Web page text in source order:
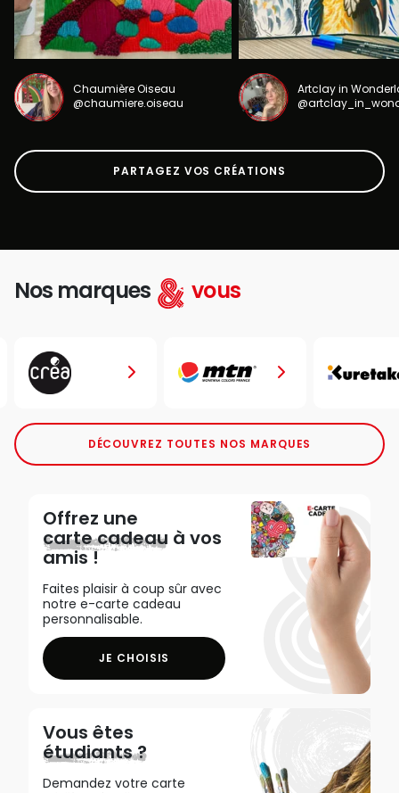
Chaumière Oiseau
@chaumiere.oiseau
Artclay in
PARTAGEZ VOS CRÉATIONS
Nos marques vous
DÉCOUVREZ TOUTES NOS MARQUES
Offrez une
carte cadeau à vos
amis !
Faites plaisir à coup sûr avec
notre e-carte cadeau
personnalisable.
JE CHOISIS
Vous êtes
étudiants ?
Demandez votre carte